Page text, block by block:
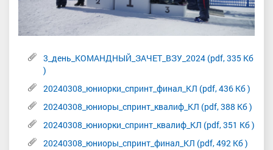
3_день_КОМАНДНЫЙ_ЗАЧЕТ_ВЗУ_2024 (pdf, 335 Кб
)
20240308_юниорки_спринт_финал_КЛ (pdf, 436 Кб )
20240308_юниоры_спринт_квалиф_КЛ (pdf, 388 Кб )
20240308_юниорки_спринт_квалиф_КЛ (pdf, 351 Кб )
20240308_юниоры_спринт_финал_КЛ (pdf, 492 Кб )